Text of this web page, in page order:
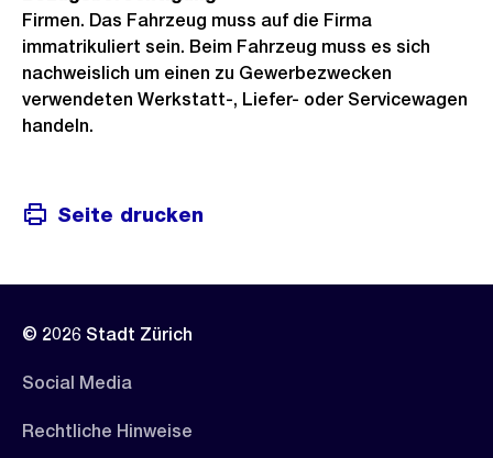
Firmen. Das Fahrzeug muss auf die Firma
immatrikuliert sein. Beim Fahrzeug muss es sich
nachweislich um einen zu Gewerbezwecken
verwendeten Werkstatt-, Liefer- oder Servicewagen
handeln.
Seite drucken
© 2026 Stadt Zürich
Social Media
Rechtliche Hinweise